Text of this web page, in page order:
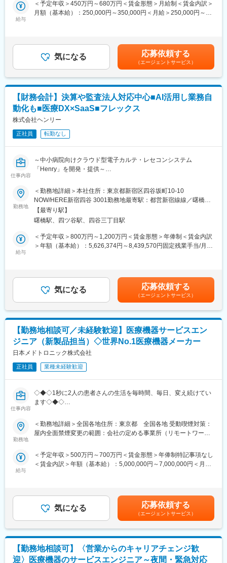
作業だけではなく、お客様である医療機関の方々と的確なコミュ
ニケーション、迅速・誠実な対応を行うことで、信頼関係を構築
■具体的な業務：
◇据付（搬入・組立・調整・取扱い説明）
◇保守（保守契約・点検契約）
◇整備（保守に含まない部品等の交換）
◇修理（故障オンコールを受け訪問し復旧）
■取扱う医療機器
MRI装置、CT装置、X線撮影装置、超音波診断装置、骨密度測定
装置等
病院、クリニック等の医療機関
お客様が満足する製品・サービス・ソリューションを提供するこ
とで、医療業界の課題を解決し人々の健康や豊かな生活に貢献す
ることができます。
■教育制度：
千葉県柏市にある研修施設でサービスエンジニアとしての研修実
施の場合があります。また、ビジネス基礎力向上のため富士フイ
変更の範囲：会社の定める業務
給与
＜予定年収＞450万円～680万円＜賃金形態＞月給制＜賃金内訳＞
月額（基本給）：250,000円～350,000円＜月給＞250,000円～
り、選考を通じて上下する可能性があります。月給(月額)は固定手
当を含めた表記です。
気になる 応募依頼する
（エージェントサービス）
【財務会計】決算や監査法人対応中心■AI活用し業務自
動化も■医療DX×SaaS■フレックス
株式会社ヘンリー
正社員 転勤なし
仕事内容
～中小病院向けクラウド型電子カルテ・レセコンシステム
「Henry」を開発・提供～
■業務内容
財務会計領域の中核メンバーとして、決算業務や監査法人対応を
中心に、経理・会計業務全般を担当いただきます。
また、CFOや経営陣と連携しながら、会計プロセスの整備や内部
統制の構築など、財務会計機能の高度化にも取り組んでいただき
ます。
す。
・会計システムおよび周辺オペレーションの整備
・監査法人対応
・経営陣向けレポーティング資料の作成
・各部門と連携した管理体制の構築・改善
・日常経理業務の運営および改善
・会計論点の整理および会計処理方針の検討
・税理士等の外部専門家との連携
・内部統制の整備・運用
・開示対応、IPO準備
キャリア構築が可能です
・AI活用による業務自動化・高度化を積極的に推進しており、定
型業務の効率化だけでなく、より付加価値の高い業務へ注力でき
・CFOと密接に連携しながら、経営判断を支える財務会計機能の
構築を推進できます
・財務会計実務に加え、業務プロセス設計やガバナンス強化な
・少人数組織ならではの裁量のもと、自ら仕組みを作りながら事
業成長を支える経験を積むことができます
勤務地
＜勤務地詳細＞本社住所：東京都新宿区四谷坂町10-10
NOW/HERE新宿四谷 3001勤務地最寄駅：都営新宿線線／曙橋駅
受動喫煙対策：敷地内全面禁煙変更の範囲：会社の定める事業所
（リモートワーク含む）
【最寄り駅】
曙橋駅、四ツ谷駅、四谷三丁目駅
給与
＜予定年収＞800万円～1,200万円＜賃金形態＞年俸制＜賃金内訳
＞年額（基本給）：5,626,374円～8,439,570円固定残業手当/月：
給与補足＞※面談を通じてスキル等をもとに決定します。賃金はあ
くまでも目安の金額であり、選考を通じて上下する可能性があり
ます。月給(月額)は固定手当を含めた表記です。
気になる 応募依頼する
（エージェントサービス）
【勤務地相談可／未経験歓迎】医療機器サービスエン
ジニア（新製品担当）◇世界No.1医療機器メーカー
日本メドトロニック株式会社
正社員 業種未経験歓迎
仕事内容
◇◆◇1秒に2人の患者さんの生活を毎時間、毎日、変え続けてい
ます◇◆◇
150ヵ国への事業展開/圧倒的な製品力とブランド力/子育てサポー
ト「くるみんマーク」取得/正当な評価体制～
Cardiac Ablation Solutions（CAS：循環器領域）事業にて新製品
の導入を行っており、保守・メンテナンス等を担うService &
新しい医療機器の導入とそのサポート業務を担当するポジション
です。病院や医療施設で新しい医療機器を導入し、スムーズに運
用されるようにサポートして頂きます。顧客とのコミュニケーシ
ョンや技術的なサポートを通じて、医療現場での問題解決に寄与
する重要な役割を担います。
■業務詳細
勤務地
＜勤務地詳細＞全国各地住所：東京都 全国各地 受動喫煙対策：
屋内全面禁煙変更の範囲：会社の定める事業所（リモートワーク
給与
＜予定年収＞500万円～700万円＜賃金形態＞年俸制特記事項なし
＜賃金内訳＞年額（基本給）：5,000,000円～7,000,000円＜月額
は固定手当を含めた表記です。
気になる 応募依頼する
（エージェントサービス）
【勤務地相談可】〈営業からのキャリアチェンジ歓
迎〉医療機器のサービスエンジニア～夜間・緊急対応